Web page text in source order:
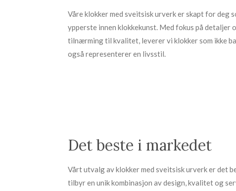
Våre klokker med sveitsisk urverk er skapt for deg
ypperste innen klokkekunst. Med fokus på detaljer
tilnærming til kvalitet, leverer vi klokker som ikke
også representerer en livsstil.
Det beste i markedet
Vårt utvalg av klokker med sveitsisk urverk er det
tilbyr en unik kombinasjon av design, kvalitet og